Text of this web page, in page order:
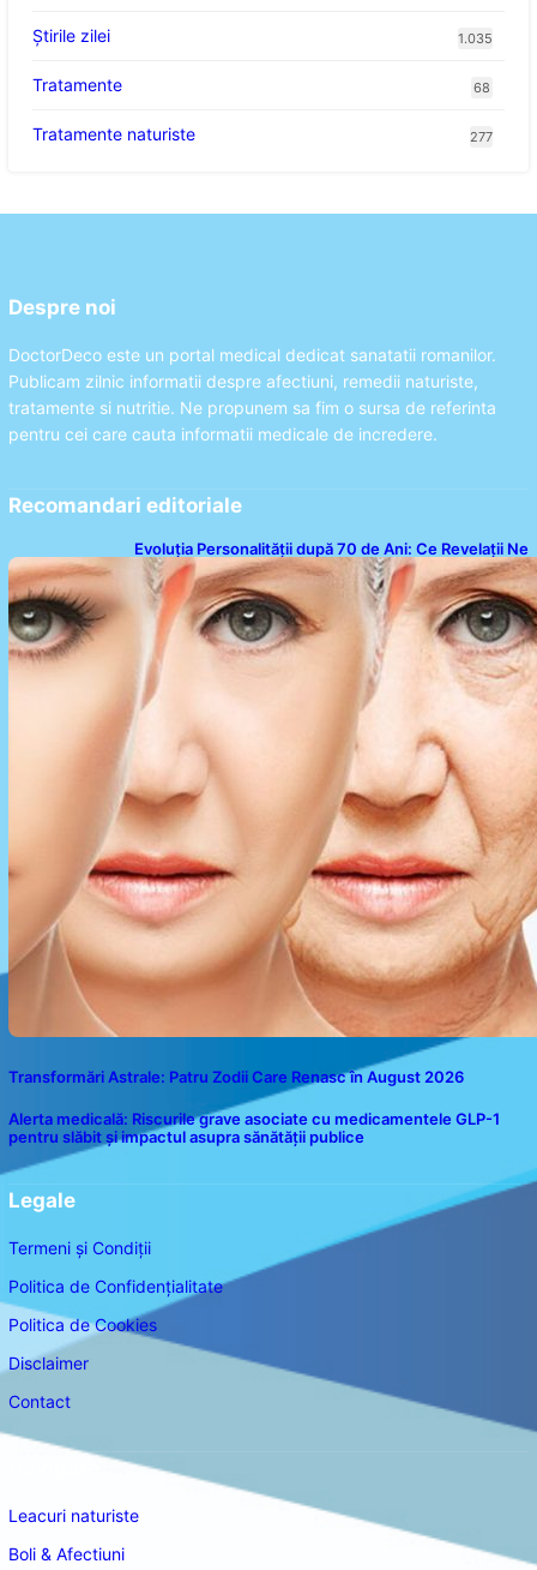
Știrile zilei 1.035
Tratamente 68
Tratamente naturiste 277
Despre noi
DoctorDeco este un portal medical dedicat sanatatii romanilor.
Publicam zilnic informatii despre afectiuni, remedii naturiste,
tratamente si nutritie. Ne propunem sa fim o sursa de referinta
pentru cei care cauta informatii medicale de incredere.
Recomandari editoriale
Evoluția Personalității după 70 de Ani: Ce Revelații Ne
Oferă Studiile Psihologice
Transformări Astrale: Patru Zodii Care Renasc în August 2026
Alerta medicală: Riscurile grave asociate cu medicamentele GLP-1
pentru slăbit și impactul asupra sănătății publice
Legale
Termeni și Condiții
Politica de Confidențialitate
Politica de Cookies
Disclaimer
Contact
Leacuri naturiste
Boli & Afectiuni